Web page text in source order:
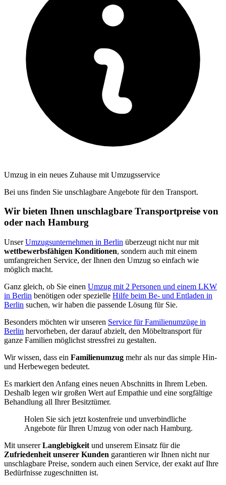
Umzug in ein neues Zuhause mit Umzugsservice
Bei uns finden Sie unschlagbare Angebote für den Transport.
Wir bieten Ihnen unschlagbare Transportpreise von
oder nach Hamburg
UnserUmzugsunternehmen in Berlin überzeugt nicht nur mit
wettbewerbsfähigen Konditionen, sondern auch mit einem
umfangreichen Service, der Ihnen den Umzug so einfach wie
möglich macht.
Ganz gleich, ob Sie einen Umzug mit 2 Personen und einem LKW
in Berlin benötigen oder spezielle Hilfe beim Be- und Entladen in
Berlin suchen, wir haben die passende Lösung für Sie.
Besonders möchten wir unseren Service für Familienumzüge in
Berlin hervorheben, der darauf abzielt, den Möbeltransport für
ganze Familien möglichst stressfrei zu gestalten.
Wir wissen, dass ein Familienumzug mehr als nur das simple Hin-
und Herbewegen bedeutet.
Es markiert den Anfang eines neuen Abschnitts in Ihrem Leben.
Deshalb legen wir großen Wert auf Empathie und eine sorgfältige
Behandlung all Ihrer Besitztümer.
Holen Sie sich jetzt kostenfreie und unverbindliche
Angebote für Ihren Umzug von oder nach Hamburg.
Mit unsererLanglebigkeit und unserem Einsatz für die
Zufriedenheit unserer Kunden garantieren wir Ihnen nicht nur
unschlagbare Preise, sondern auch einen Service, der exakt auf Ihre
Bedürfnisse zugeschnitten ist.